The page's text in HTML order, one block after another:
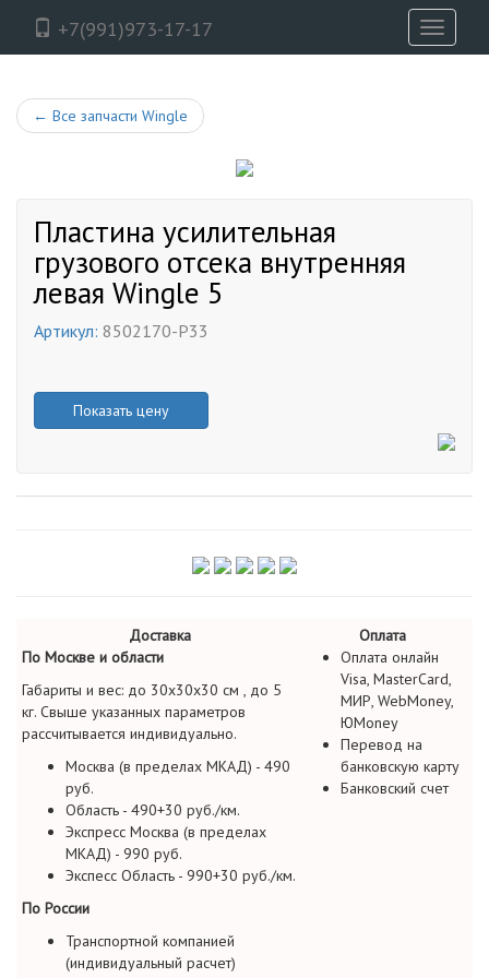
+7(991)973-17-17
Toggle
← Все запчасти Wingle
Пластина усилительная
грузового отсека внутренняя
левая Wingle 5
Артикул: 8502170-P33
Показать цену
Доставка
Оплата
По Москве и области
Габариты и вес: до 30х30х30 см , до 5
кг. Свыше указанных параметров
рассчитывается индивидуально.
Москва (в пределах МКАД) - 490
руб.
Область - 490+30 руб./км.
Экспресс Москва (в пределах
МКАД) - 990 руб.
Экспесс Область - 990+30 руб./км.
По России
Транспортной компанией
(индивидуальный расчет)
Оплата онлайн
Visa, MasterCard,
МИР, WebMoney,
ЮMoney
Перевод на
банковскую карту
Банковский счет